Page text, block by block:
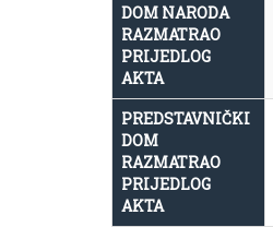
DOM NARODA
RAZMATRAO
PRIJEDLOG
AKTA
PREDSTAVNIČKI
DOM
RAZMATRAO
PRIJEDLOG
AKTA